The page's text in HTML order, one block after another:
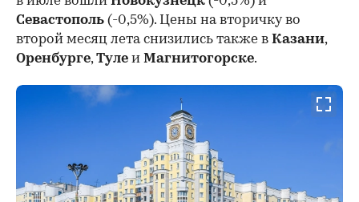
Севастополь (-0,5%). Цены на вторичку во
второй месяц лета снизились также в Казани,
Оренбурге,Туле и Магнитогорске.